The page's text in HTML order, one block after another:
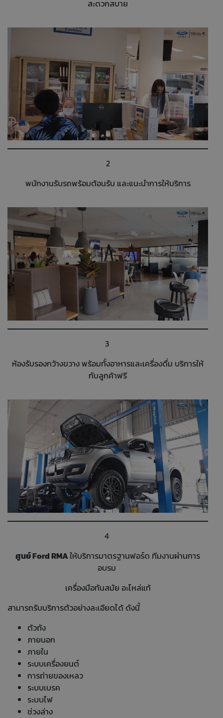
สะดวกสบาย
2
พนักงานรับรถพร้อมต้อนรับ และแนะนำการให้บริการ
3
ห้องรับรองกว้างขวาง พร้อมทั้งอาหารและเครื่องดื่ม บริการให้
กับลูกค้าฟรี
4
ศูนย์ Ford RMAให้บริการมาตรฐานฟอร์ด ทีมงานผ่านการ
อบรม
เครื่องมือทันสมัย อะไหล่แท้
สามารถรับบริการตัวอย่างละเอียดได้ ดังนี้
ตัวถัง
ภายนอก
ภายใน
ระบบเครื่องยนต์
การถ่ายของเหลว
ระบบเบรค
ระบบไฟ
ช่วงล่าง